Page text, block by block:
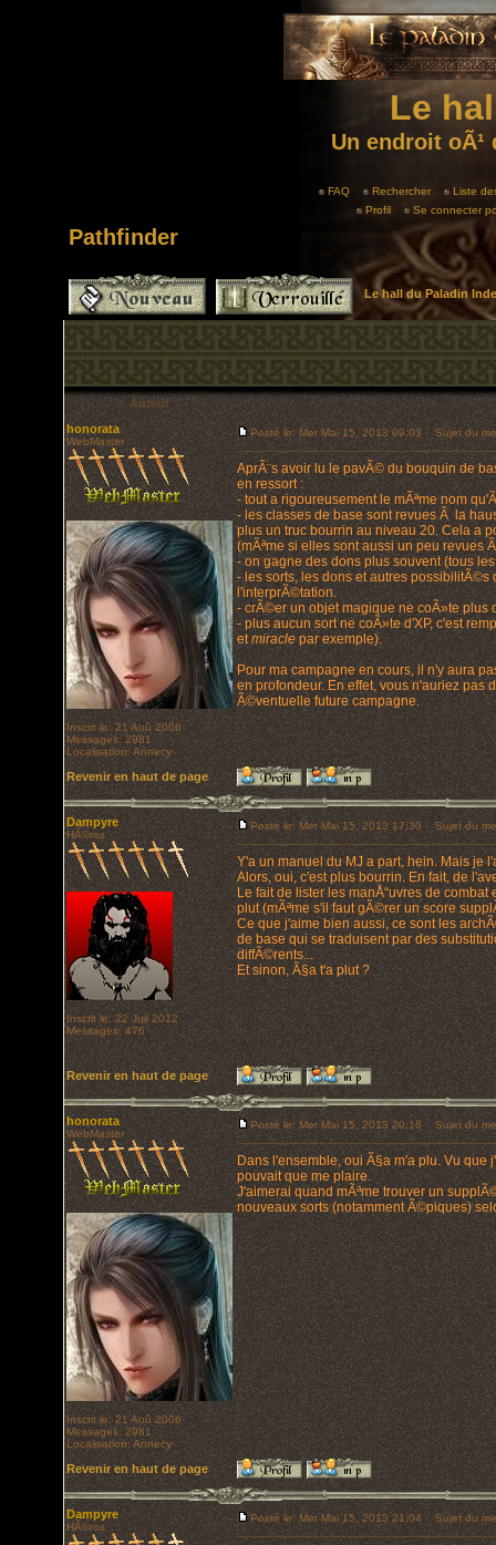
Le
Un endroit
FAQ Rechercher
Liste
Profil
Se connecter
Pathfinder
Le hall du Paladin
Auteur
honorata
WebMaster
Inscrit le: 21 Aoû 2006
Messages: 2981
Localisation: Annecy
Posté le: Mer Mai 15, 2013 09:03 Sujet du
AprÃ¨s avoir lu le pavÃ© du bouquin de
en ressort :
- tout a rigoureusement le mÃªme nom
- les classes de base sont revues Ã la
plus un truc bourrin au niveau 20. Cela a
(mÃªme si elles sont aussi un peu revues
- on gagne des dons plus souvent (tous
- les sorts, les dons et autres
l'interprÃ©tation.
- crÃ©er un objet magique ne coÃ»te plus
- plus aucun sort ne coÃ»te d'XP, c'est
etmiraclepar exemple).
Pour ma campagne en cours, il n'y aura
en profondeur. En effet, vous n'auriez pas
Ã©ventuelle future campagne.
Revenir en haut de page
Dampyre
HÃ©ros
Inscrit le: 22 Juil 2012
Messages: 476
Posté le: Mer Mai 15, 2013 17:30 Sujet du
Y'a un manuel du MJ a part, hein. Mais je
Alors, oui, c'est plus bourrin. En fait, de
Le fait de lister les manÅ“uvres de
plut (mÃªme s'il faut gÃ©rer un score
Ce que j'aime bien aussi, ce sont les
de base qui se traduisent par des
diffÃ©rents...
Et sinon, Ã§a t'a plut ?
Revenir en haut de page
honorata
WebMaster
Inscrit le: 21 Aoû 2006
Messages: 2981
Localisation: Annecy
Posté le: Mer Mai 15, 2013 20:16 Sujet du
Dans l'ensemble, oui Ã§a m'a plu. Vu
pouvait que me plaire.
J'aimerai quand mÃªme trouver un
nouveaux sorts (notamment Ã©piques)
Revenir en haut de page
Dampyre
HÃ©ros
Posté le: Mer Mai 15, 2013 21:04 Sujet du